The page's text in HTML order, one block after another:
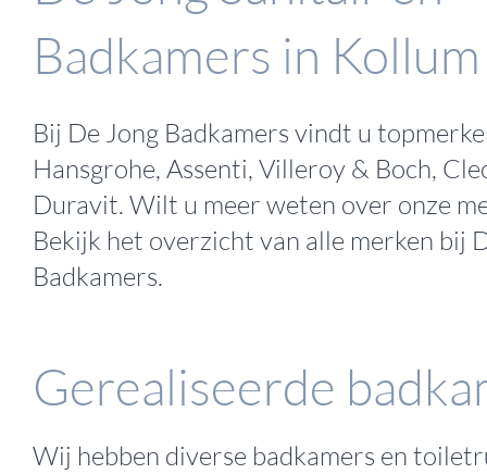
Badkamers in Kollum
Bij De Jong Badkamers vindt u
Hansgrohe, Assenti, Villeroy & Boch,
Duravit. Wilt u meer weten over onze
Bekijk het overzicht van alle merken bij
Badkamers.
Gerealiseerde
Wij hebben diverse badkamers en